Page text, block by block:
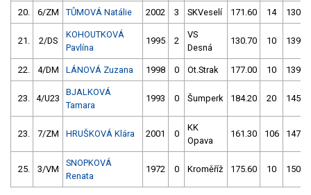
20. 6/ZM TŮMOVÁ Natálie 2002 3 SKVeselí 171.60 14
21. 2/DS
KOHOUTKOVÁ
Pavlína
1995 2
VS
Desná
130.70 10
22. 4/DM LÁNOVÁ Zuzana 1998 0 Ot.Strak 177.00 10
23. 4/U23
BJALKOVÁ
Tamara
1993 0 Šumperk 184.20 20
23. 7/ZM HRUŠKOVÁ Klára 2001 0
KK
Opava
161.30 106
25. 3/VM
SNOPKOVÁ
Renata
1972 0 Kroměříž 175.60 10